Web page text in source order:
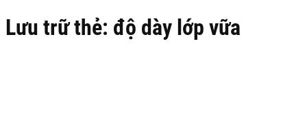
Lưu trữ thẻ: độ dày lớp vữa